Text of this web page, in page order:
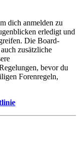
dich anmelden zu
erledigt und
Die Board-
zusätzliche
bevor du
Forenregeln,